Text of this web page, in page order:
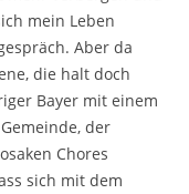
mein Leben
Aber da
die halt doch
Bayer mit einem
der
Chores
sich mit dem